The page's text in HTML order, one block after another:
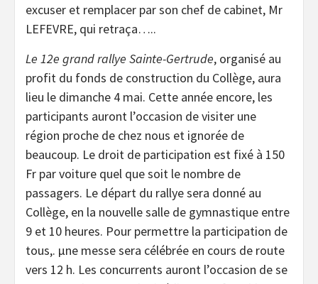
excuser et remplacer par son chef de cabinet, Mr
LEFEVRE, qui retraça…..
Le 12e grand rallye Sainte-Gertrude, organisé au
profit du fonds de construction du Collège, aura
lieu le dimanche 4 mai. Cette année encore, les
participants auront l’occasion de visiter une
région proche de chez nous et ignorée de
beaucoup. Le droit de participation est fixé à 150
Fr par voiture quel que soit le nombre de
passagers. Le départ du rallye sera donné au
Collège, en la nouvelle salle de gymnastique entre
9 et 10 heures. Pour permettre la participation de
tous,. μne messe sera célébrée en cours de route
vers 12 h. Les concurrents auront l’occasion de se